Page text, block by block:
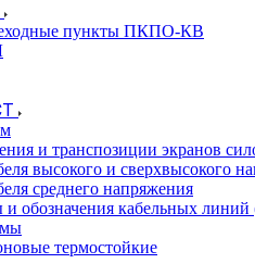
пункты ПКПО-КВ
и транспозиции экранов
высокого и сверхвысокого
среднего напряжения
и обозначения кабельных
термостойкие